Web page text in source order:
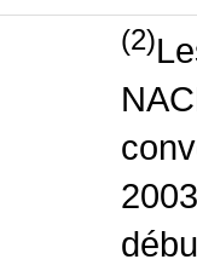
(2)